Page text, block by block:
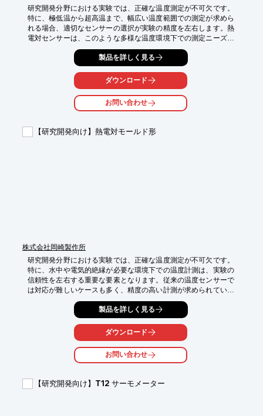
研究開発分野における実験では、正確な温度測定が不可欠です。
特に、極低温から超高温まで、幅広い温度範囲での測定が求めら
れる場合、適切なセンサーの選択が実験の精度を左右します。熱
電対センサーは、このような多様な温度環境下での測定ニーズに
応えるために必要とされます。
【活用シーン】
・材料の熱特性評価実験
・化学反応プロセスの温度管理
・高温・低温環境下でのデバイス評価
・各種実験装置の温度モニタリング
・広範囲な温度測定への対応
製品を詳しく見る
ダウンロード
お問い合わせ
【研究開発向け】熱電対モールド形
株式会社岡崎製作所
研究開発分野における実験では、正確な温度測定が不可欠です。
特に、水中や電気的絶縁が必要な環境下での温度計測は、実験の
信頼性を左右する重要な要素となります。従来の温度センサーで
は対応が難しいケースも多く、精度の高い計測が求められていま
す。当社の【FEP/PFA被覆】熱電対モールド形は、φ0.025の素線
を溶接する技術とテフロン素材によるモールド加工により、これ
らの課題を解決します。
【活用シーン】
・電気的絶縁が必要な環境下での温度測定
【導入の効果】
製品を詳しく見る
ダウンロード
お問い合わせ
【研究開発向け】T12 サーモメーター